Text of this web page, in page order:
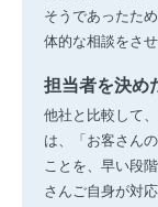
そうであったた
体的な相談をさ
担当者を決め
他社と比較して
は、「お客さん
ことを、早い段
さんご自身が対